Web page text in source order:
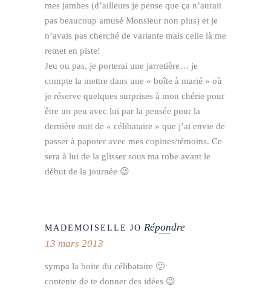
mes jambes (d’ailleurs je pense que ça n’aurait
pas beaucoup amusé Monsieur non plus) et je
n’avais pas cherché de variante mais celle là me
remet en piste!
Jeu ou pas, je porterai une jarretière… je
compte la mettre dans une « boîte à marié » où
je réserve quelques surprises à mon chérie pour
être un peu avec lui par la pensée pour la
dernière nuit de « célibataire » que j’ai envie de
passer à papoter avec mes copines/témoins. Ce
sera à lui de la glisser sous ma robe avant le
début de la journée 😉
MADEMOISELLE JO Répondre
13 mars 2013
sympa la boite du célibataire 🙂
contente de te donner des idées 😉